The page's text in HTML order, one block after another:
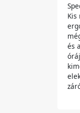
Kis
és